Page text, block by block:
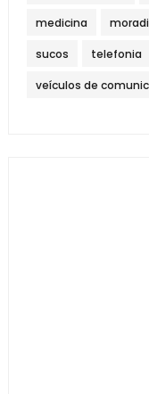
medicina
sucos telefonia
veículos de